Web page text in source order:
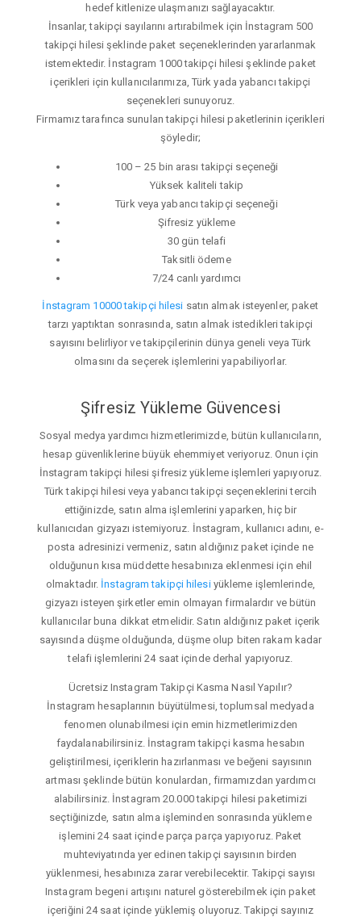
hedef kitlenize ulaşmanızı sağlayacaktır.
İnsanlar, takipçi sayılarını artırabilmek için İnstagram 500
takipçi hilesi şeklinde paket seçeneklerinden yararlanmak
istemektedir. İnstagram 1000 takipçi hilesi şeklinde paket
içerikleri için kullanıcılarımıza, Türk yada yabancı takipçi
seçenekleri sunuyoruz.
Firmamız tarafınca sunulan takipçi hilesi paketlerinin içerikleri
şöyledir;
100 – 25 bin arası takipçi seçeneği
Yüksek kaliteli takip
Türk veya yabancı takipçi seçeneği
Şifresiz yükleme
30 gün telafi
Taksitli ödeme
7/24 canlı yardımcı
İnstagram 10000 takipçi hilesi satın almak isteyenler, paket
tarzı yaptıktan sonrasında, satın almak istedikleri takipçi
sayısını belirliyor ve takipçilerinin dünya geneli veya Türk
olmasını da seçerek işlemlerini yapabiliyorlar.
Şifresiz Yükleme Güvencesi
Sosyal medya yardımcı hizmetlerimizde, bütün kullanıcıların,
hesap güvenliklerine büyük ehemmiyet veriyoruz. Onun için
İnstagram takipçi hilesi şifresiz yükleme işlemleri yapıyoruz.
Türk takipçi hilesi veya yabancı takipçi seçeneklerini tercih
ettiğinizde, satın alma işlemlerini yaparken, hiç bir
kullanıcıdan gizyazı istemiyoruz. İnstagram, kullanıcı adını, e-
posta adresinizi vermeniz, satın aldığınız paket içinde ne
olduğunun kısa müddette hesabınıza eklenmesi için ehil
olmaktadır. İnstagram takipçi hilesiyükleme işlemlerinde,
gizyazı isteyen şirketler emin olmayan firmalardır ve bütün
kullanıcılar buna dikkat etmelidir. Satın aldığınız paket içerik
sayısında düşme olduğunda, düşme olup biten rakam kadar
telafi işlemlerini 24 saat içinde derhal yapıyoruz.
Ücretsiz Instagram Takipçi Kasma Nasıl Yapılır?
İnstagram hesaplarının büyütülmesi, toplumsal medyada
fenomen olunabilmesi için emin hizmetlerimizden
faydalanabilirsiniz. İnstagram takipçi kasma hesabın
geliştirilmesi, içeriklerin hazırlanması ve beğeni sayısının
artması şeklinde bütün konulardan, firmamızdan yardımcı
alabilirsiniz. İnstagram 20.000 takipçi hilesi paketimizi
seçtiğinizde, satın alma işleminden sonrasında yükleme
işlemini 24 saat içinde parça parça yapıyoruz. Paket
muhteviyatında yer edinen takipçi sayısının birden
yüklenmesi, hesabınıza zarar verebilecektir. Takipçi sayısı
Instagram begeni artışını naturel gösterebilmek için paket
içeriğini 24 saat içinde yüklemiş oluyoruz. Takipçi sayınız